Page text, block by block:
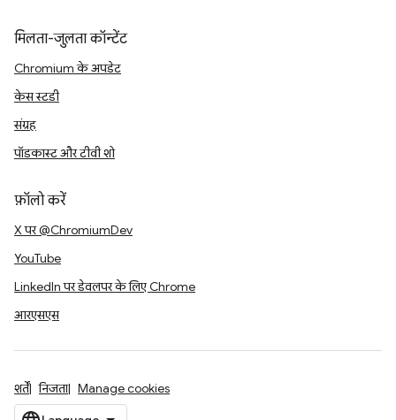
मिलता-जुलता कॉन्टेंट
Chromium के अपडेट
केस स्टडी
संग्रह
पॉडकास्ट और टीवी शो
फ़ॉलो करें
X पर @ChromiumDev
YouTube
LinkedIn पर डेवलपर के लिए Chrome
आरएसएस
शर्तें निजता Manage cookies